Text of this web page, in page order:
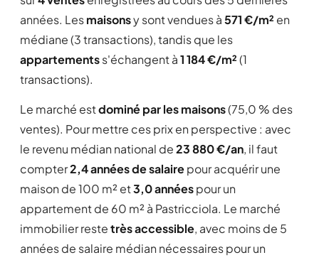
années. Lesmaisonsy sont vendues à571 €/m² en
médiane (3 transactions), tandis que les
appartementss'échangent à1 184 €/m²(1
transactions).
Le marché estdominé par les maisons(75,0 % des
ventes). Pour mettre ces prix en perspective : avec
le revenu médian national de23 880 €/an, il faut
compter2,4 années de salairepour acquérir une
maison de 100 m² et3,0 annéespour un
appartement de 60 m² à Pastricciola. Le marché
immobilier restetrès accessible, avec moins de 5
années de salaire médian nécessaires pour un